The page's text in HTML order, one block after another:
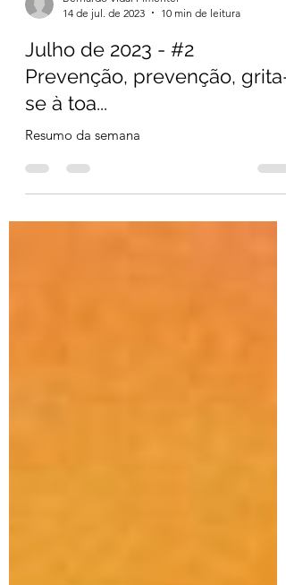
Bernardo Vidal Pimentel
14 de jul. de 2023
10 min de leitura
Julho de 2023 - #2
se à toa...